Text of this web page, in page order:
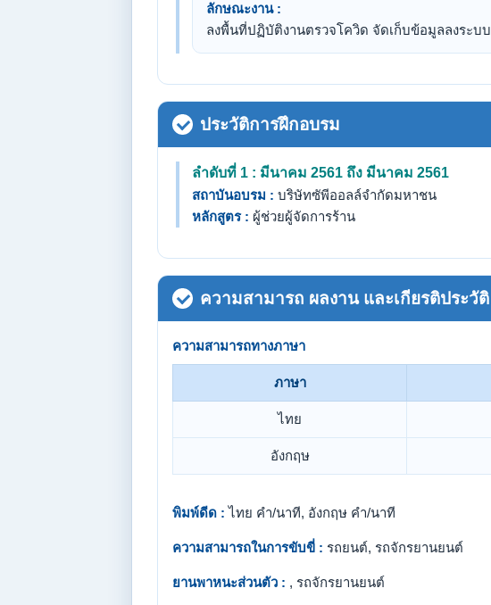
ลักษณะงาน :
ลงพื้นที่ปฏิบัติงานตรวจโควิด จัดเก็บข้อมูลลงระบบ
ประวัติการฝึกอบรม
ลำดับที่ 1 : มีนาคม 2561 ถึง มีนาคม 2561
สถาบันอบรม : บริษัทซัพีออลล์จำกัดมหาชน
หลักสูตร : ผู้ช่วยผู้จัดการร้าน
ความสามารถ ผลงาน และเกียรติประวัติ
ความสามารถทางภาษา
ภาษา
ไทย
อังกฤษ
พิมพ์ดีด : ไทย คำ/นาที, อังกฤษ คำ/นาที
ความสามารถในการขับขี่ : รถยนต์, รถจักรยานยนต์
ยานพาหนะส่วนตัว : , รถจักรยานยนต์